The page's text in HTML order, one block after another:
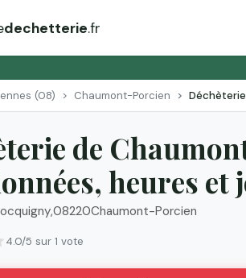
dechetterie.fr
(08) Chaumont-Porcien
de
heures
,08220Chaumont-Porcien
4.0/5 sur 1 vote